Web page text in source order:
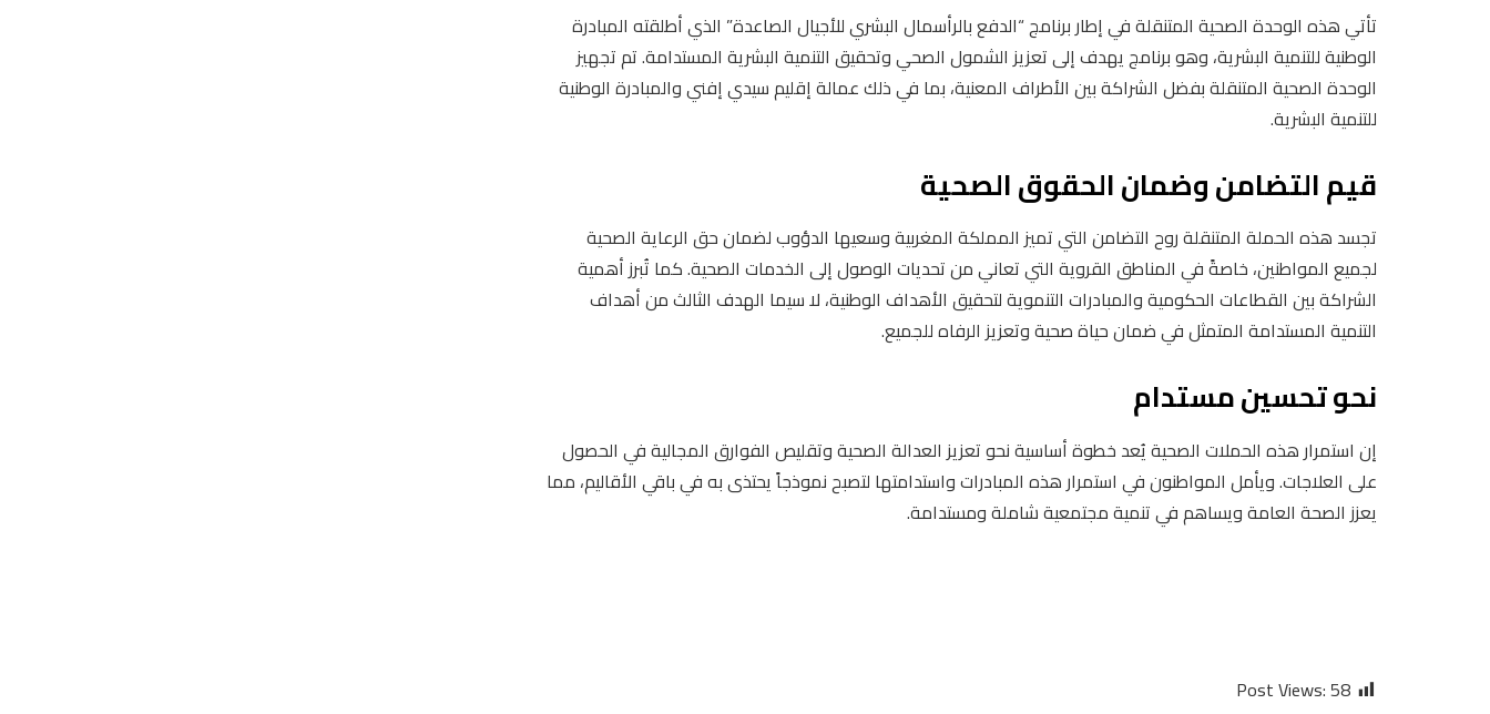
تأتي هذه الوحدة الصحية المتنقلة في إطار برنامج “الدفع بالرأسمال البشري للأجيال الصاعدة” الذي أطلقته المبادرة
الوطنية للتنمية البشرية، وهو برنامج يهدف إلى تعزيز الشمول الصحي وتحقيق التنمية البشرية المستدامة. تم تجهيز
الوحدة الصحية المتنقلة بفضل الشراكة بين الأطراف المعنية، بما في ذلك عمالة إقليم سيدي إفني والمبادرة الوطنية
للتنمية البشرية.
قيم التضامن وضمان الحقوق الصحية
تجسد هذه الحملة المتنقلة روح التضامن التي تميز المملكة المغربية وسعيها الدؤوب لضمان حق الرعاية الصحية
لجميع المواطنين، خاصةً في المناطق القروية التي تعاني من تحديات الوصول إلى الخدمات الصحية. كما تُبرز أهمية
الشراكة بين القطاعات الحكومية والمبادرات التنموية لتحقيق الأهداف الوطنية، لا سيما الهدف الثالث من أهداف
التنمية المستدامة المتمثل في ضمان حياة صحية وتعزيز الرفاه للجميع.
نحو تحسين مستدام
إن استمرار هذه الحملات الصحية يُعد خطوة أساسية نحو تعزيز العدالة الصحية وتقليص الفوارق المجالية في الحصول
على العلاجات. ويأمل المواطنون في استمرار هذه المبادرات واستدامتها لتصبح نموذجاً يحتذى به في باقي الأقاليم، مما
يعزز الصحة العامة ويساهم في تنمية مجتمعية شاملة ومستدامة.
Post Views:58